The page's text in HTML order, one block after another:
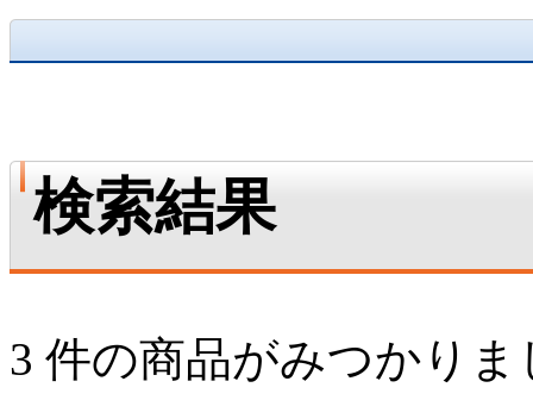
検索結果
3 件の商品がみつかりま